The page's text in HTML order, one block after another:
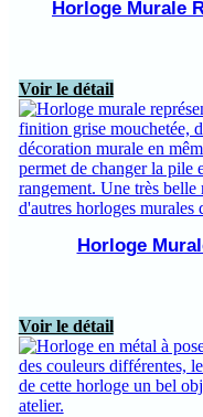
Horloge Murale
Voir le détail
Horloge
Voir le détail